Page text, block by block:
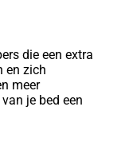
die een extra
en zich
meer
je bed een